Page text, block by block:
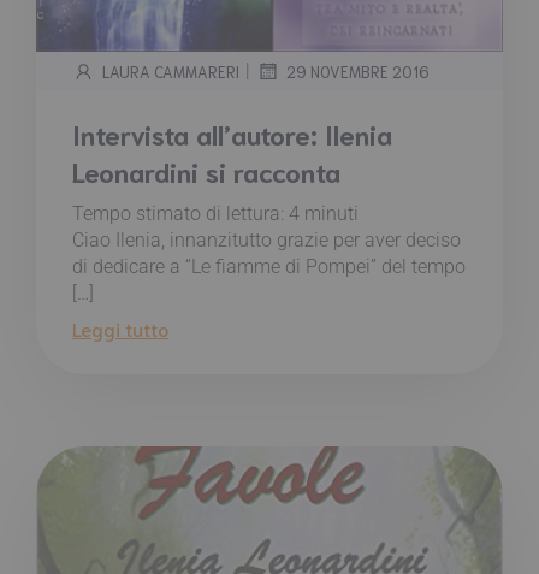
LAURA CAMMARERI | 29 NOVEMBRE 2016
Intervista all’autore: Ilenia
Leonardini si racconta
Tempo stimato di lettura: 4 minuti
Ciao Ilenia, innanzitutto grazie per aver deciso
di dedicare a “Le fiamme di Pompei” del tempo
[…]
Leggi tutto